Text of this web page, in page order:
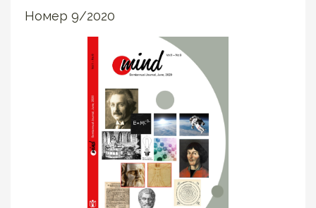
Номер 9/2020